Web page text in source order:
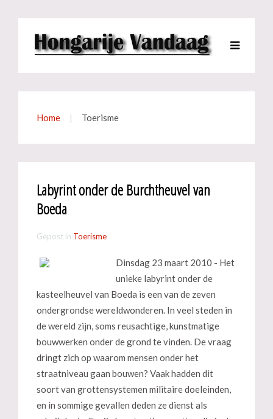
Home Toerisme
Labyrint onder de Burchtheuvel van
Boeda
Gepost in Toerisme
Dinsdag 23 maart 2010 - Het
unieke labyrint onder de
kasteelheuvel van Boeda is een van de zeven
ondergrondse wereldwonderen. In veel steden in
de wereld zijn, soms reusachtige, kunstmatige
bouwwerken onder de grond te vinden. De vraag
dringt zich op waarom mensen onder het
straatniveau gaan bouwen? Vaak hadden dit
soort van grottensystemen militaire doeleinden,
en in sommige gevallen deden ze dienst als